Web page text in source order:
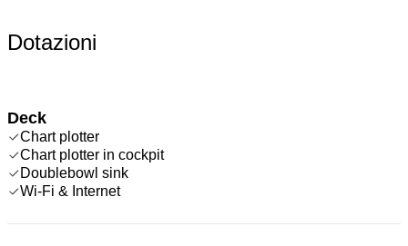
Dotazioni
Deck
Chart plotter
Chart plotter in cockpit
Doublebowl sink
Wi-Fi & Internet